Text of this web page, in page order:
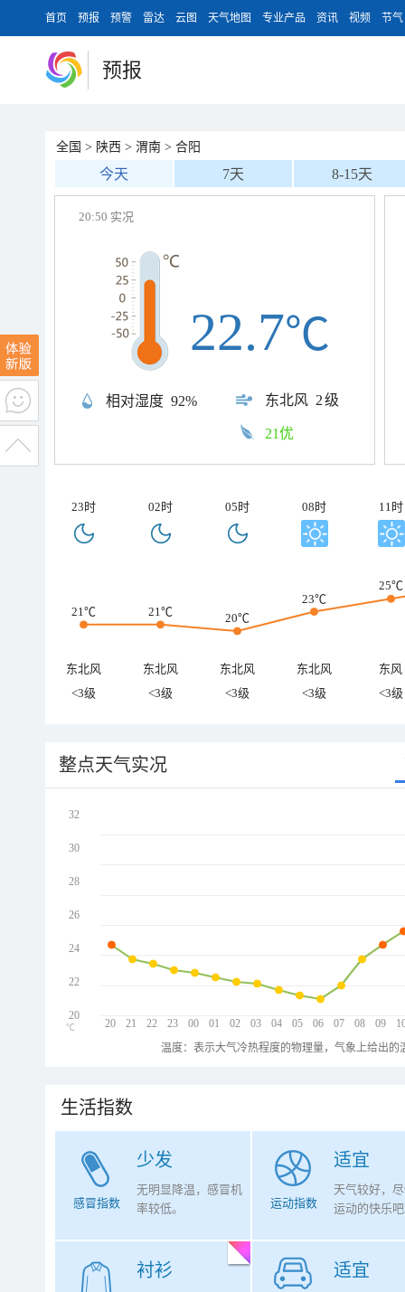
首页 预报 预警 雷达 云图 天气地图 专业产品 资讯 视频 节气
预报
全国 > 陕西 > 渭南 > 合阳
今天 7天 8-15天
20:50 实况
相对湿度 92% 东北风 2级
22.7℃
21优
23时 02时 05时 08时 11时
21℃ 21℃ 20℃
23℃
25℃
东北风 东北风 东北风 东北风
东风
<3级
<3级 <3级 <3级 <3级
整点天气实况
20 21 22 23 00 01 02 03 04 05 06 07 08 09
32
30
28
26
24
22
20
℃
温度：表示大气冷热程度的物理量，气象上给出
生活指数
少发
感冒指数
无明显降温，感冒机
率较低。
适宜
运动指数
天气较好，
运动的快乐
衬衫 适宜